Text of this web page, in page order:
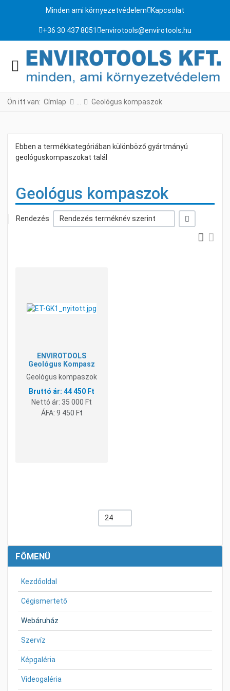
Minden ami környezetvédelem Kapcsolat
+36 30 437 8051 envirotools@envirotools.hu
Ön itt van: Címlap Geológus kompaszok
FŐMENÜ
Kezdőoldal
Cégismertető
Webáruház
Szervíz
Képgaléria
Videogaléria
Ebben a termékkategóriában különböző gyártmányú
geológuskompaszokat talál
Geológus kompaszok
Rendezés Rendezés terméknév szerint +/-
Grid
ENVIROTOOLS
Geológus Kompasz
Geológus kompaszok
44 450 Ft
Nettó ár: 35 000 Ft
ÁFA: 9 450 Ft
24